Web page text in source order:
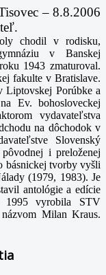
– 8.8.2006
chodil v rodisku,
v Banskej
1943 zmaturoval.
fakulte v Bratislave.
Liptovskej Porúbke a
Ev. bohosloveckej
vydavateľstva
na dôchodok v
Slovenský
i preloženej
básnickej tvorby vyšli
(1979, 1983). Je
antológie a edície
1995 vyrobila STV
Milan Kraus.